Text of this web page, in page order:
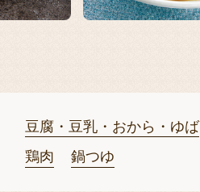
豆腐・豆乳・おから・ゆば
鶏肉
鍋つゆ